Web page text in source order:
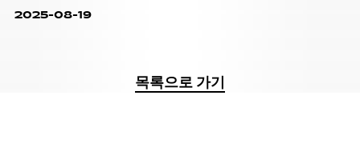
2025-08-19
목록으로 가기